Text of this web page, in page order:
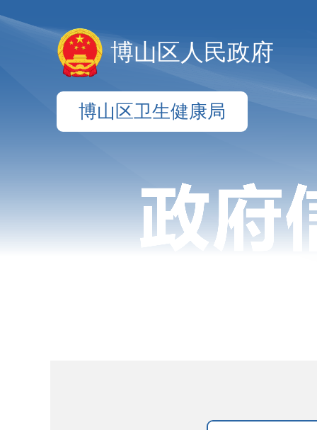
博山区人民政府
博山区卫生健康局